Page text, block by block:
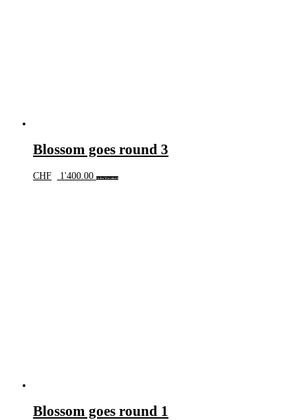
Blossom goes round 3
CHF 1'400.00 In den Warenkorb
Blossom goes round 1